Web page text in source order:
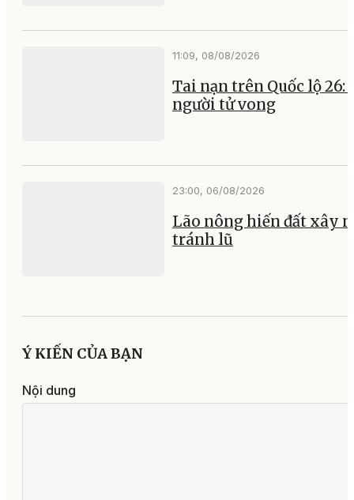
11:09, 08/08/2026
Tai nạn trên Quốc lộ 26:
người tử vong
23:00, 06/08/2026
Lão nông hiến đất xây
tránh lũ
Ý KIẾN CỦA BẠN
Nội dung